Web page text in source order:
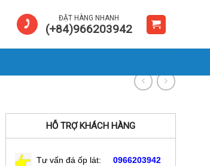
ĐẶT HÀNG NHANH
(+84)966203942
HỖ TRỢ KHÁCH HÀNG
Tư vấn đá ốp lát: 0966203942